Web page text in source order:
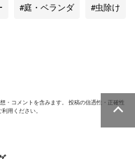
庭・ベランダ 虫除け
・コメントを含みます。 投稿の信憑性・正確性
用ください。